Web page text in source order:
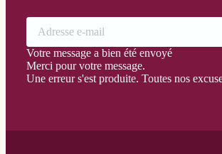
Votre message a bien été envoyé
Merci pour votre message.
Une erreur s'est produite. Toutes nos